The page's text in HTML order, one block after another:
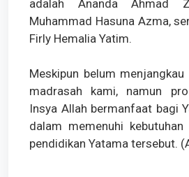
adalah Ananda Ahmad
Muhammad Hasuna Azma,
Firly Hemalia Yatim.
Meskipun belum
madrasah kami, namun
Insya Allah bermanfaat bagi
dalam memenuhi
pendidikan Yatama tersebut.